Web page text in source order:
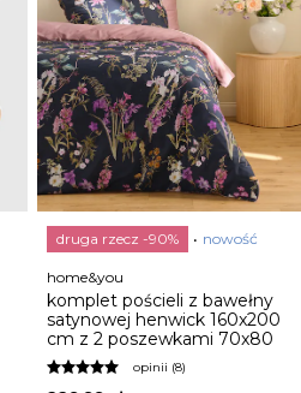
druga rzecz -90% nowość
home&you
komplet pościeli z bawełny
satynowej henwick 160x200
cm z 2 poszewkami 70x80
opinii (8)